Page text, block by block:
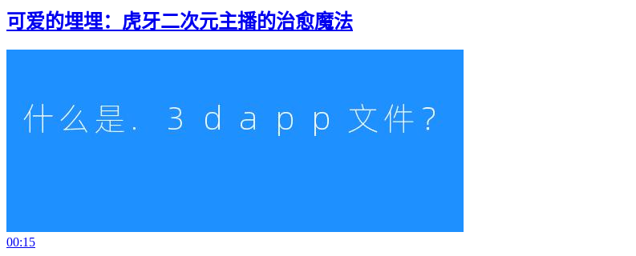
可爱的埋埋：虎牙二次元主播的治愈魔法
00:15